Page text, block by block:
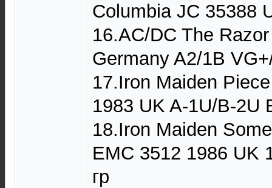
Columbia JC 35388
16.AC/DC The
Germany A2/1B
17.Iron Maiden
1983 UK A-1U/B-2U
18.Iron Maiden
EMC 3512 1986 UK
гр